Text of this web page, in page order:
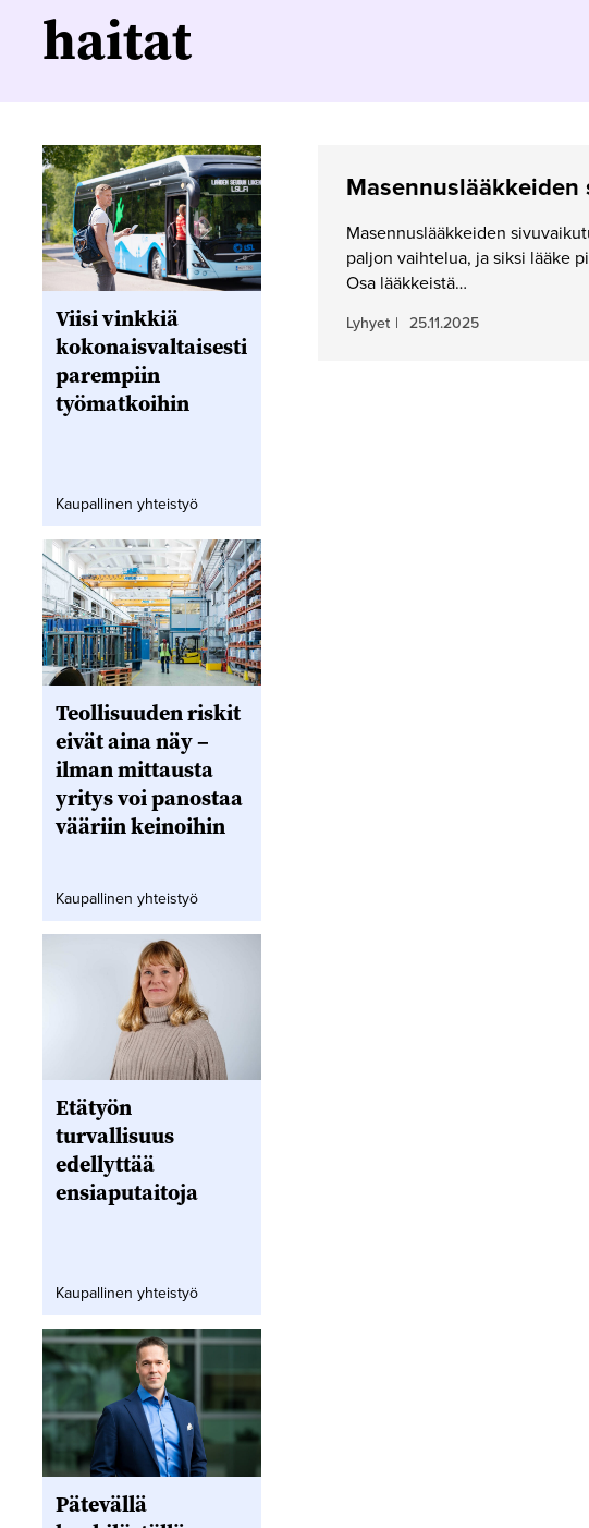
haitat
Masennuslääkkeiden
paljon vaihtelua, ja siksi lääke
Osa lääkkeistä…
Lyhyet | 25.11.2025
Viisi vinkkiä
kokonaisvaltaisesti
parempiin
työmatkoihin
Kaupallinen yhteistyö
Teollisuuden riskit
eivät aina näy –
ilman mittausta
yritys voi panostaa
vääriin keinoihin
Kaupallinen yhteistyö
Etätyön
turvallisuus
edellyttää
ensiaputaitoja
Kaupallinen yhteistyö
Pätevällä